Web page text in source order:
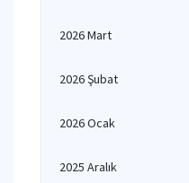
2026 Mart
2026 Şubat
2026 Ocak
2025 Aralık